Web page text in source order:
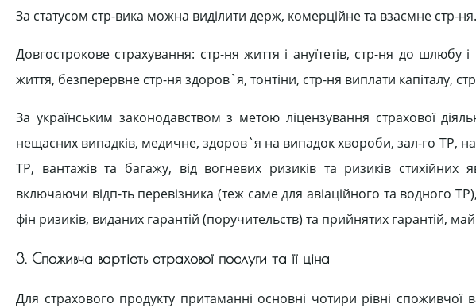
За статусом стр-вика можна виділити держ, комерційне та взаємне стр-ня.
Довгострокове страхування: стр-ня життя і ануїтетів, стр-ня до шлюбу
життя, безперервне стр-ня здоров`я, тонтіни, стр-ня виплати капіталу,
За українським законодавством з метою ліцензування страхової
нещасних випадків, медичне, здоров`я на випадок хвороби, зал-го ТР,
ТР, вантажів та багажу, від вогневих ризиків та ризиків стихійних
включаючи відп-ть перевізника (теж саме для авіаційного та водного
фін ризиків, виданих гарантій (поручительств) та прийнятих гарантій,
3. Споживча вартість страхової послуги та її ціна
Для страхового продукту притаманні основні чотири рівні